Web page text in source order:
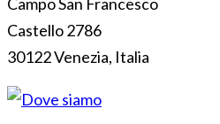
Castello 2786
30122 Venezia, Italia